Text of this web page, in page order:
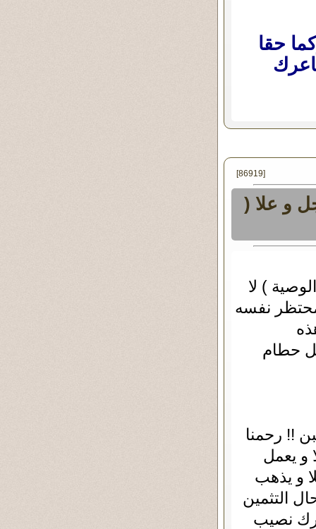
حقا
[86919]
و علا (
) لا
نفسه
حطام
!! رحمنا
و يعمل
و يذهب
التثمين
نصيب